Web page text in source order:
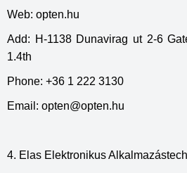
Web: opten.hu
Add: H-1138 Dunavirag ut 2-6
1.4th
Phone: +36 1 222 3130
Email: opten@opten.hu
4. Elas Elektronikus